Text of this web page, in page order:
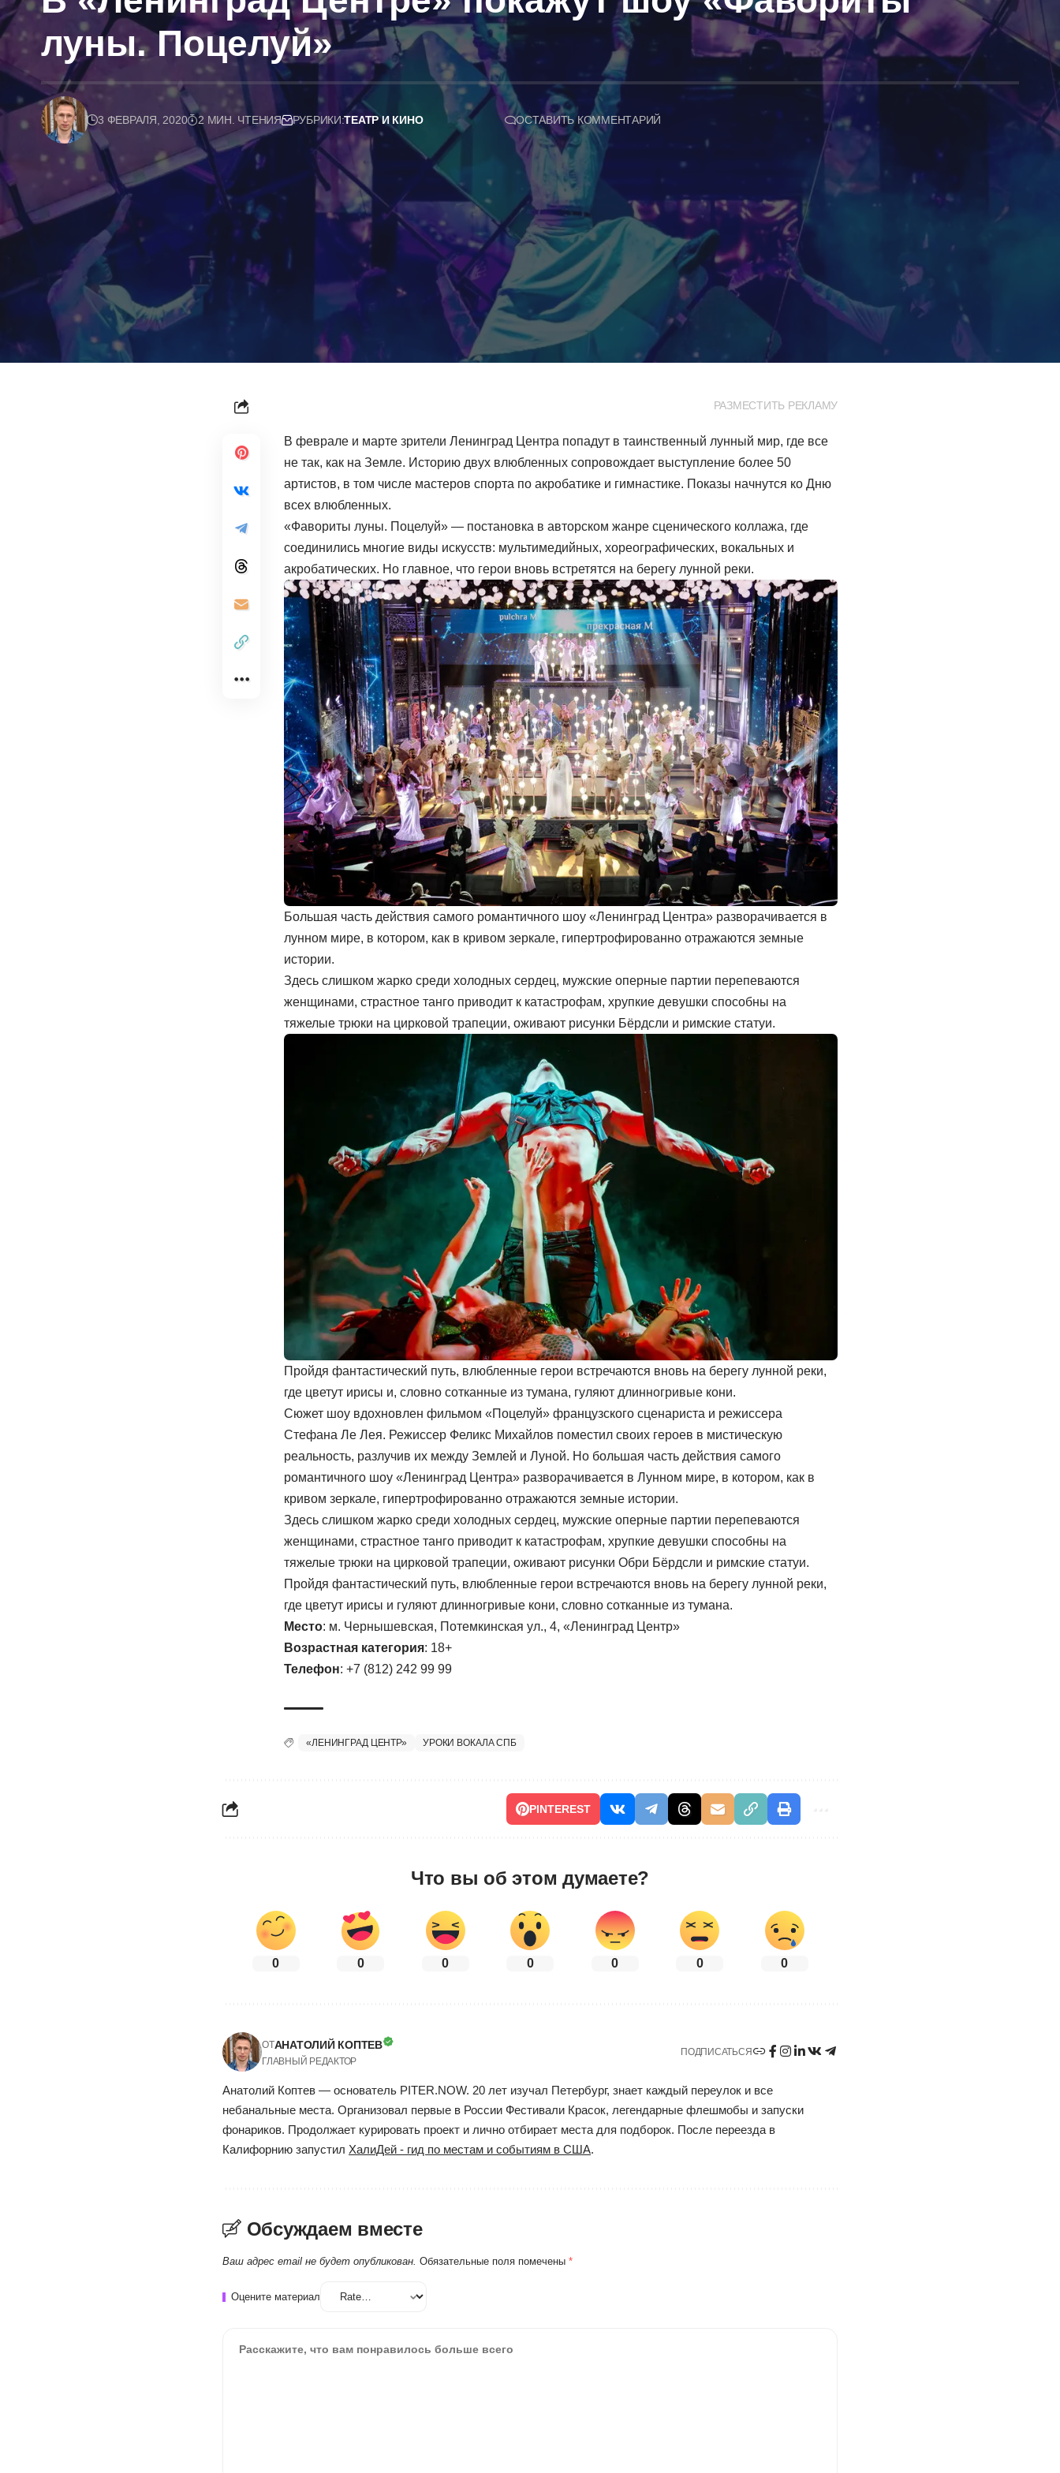
луны. Поцелуй»
3 ФЕВРАЛЯ, 2020 2 МИН. ЧТЕНИЯ РУБРИКИ:ТЕАТР И КИНО ОСТАВИТЬ КОММЕНТАРИЙ
РАЗМЕСТИТЬ РЕКЛАМУ
В феврале и марте зрители Ленинград Центра попадут в таинственный лунный мир, где все
не так, как на Земле. Историю двух влюбленных сопровождает выступление более 50
артистов, в том числе мастеров спорта по акробатике и гимнастике. Показы начнутся ко Дню
всех влюбленных.
«Фавориты луны. Поцелуй» — постановка в авторском жанре сценического коллажа, где
соединились многие виды искусств: мультимедийных, хореографических, вокальных и
акробатических. Но главное, что герои вновь встретятся на берегу лунной реки.
Большая часть действия самого романтичного шоу «Ленинград Центра» разворачивается в
лунном мире, в котором, как в кривом зеркале, гипертрофированно отражаются земные
истории.
Здесь слишком жарко среди холодных сердец, мужские оперные партии перепеваются
женщинами, страстное танго приводит к катастрофам, хрупкие девушки способны на
тяжелые трюки на цирковой трапеции, оживают рисунки Бёрдсли и римские статуи.
Пройдя фантастический путь, влюбленные герои встречаются вновь на берегу лунной реки,
где цветут ирисы и, словно сотканные из тумана, гуляют длинногривые кони.
Сюжет шоу вдохновлен фильмом «Поцелуй» французского сценариста и режиссера
Стефана Ле Лея. Режиссер Феликс Михайлов поместил своих героев в мистическую
реальность, разлучив их между Землей и Луной. Но большая часть действия самого
романтичного шоу «Ленинград Центра» разворачивается в Лунном мире, в котором, как в
кривом зеркале, гипертрофированно отражаются земные истории.
Здесь слишком жарко среди холодных сердец, мужские оперные партии перепеваются
женщинами, страстное танго приводит к катастрофам, хрупкие девушки способны на
тяжелые трюки на цирковой трапеции, оживают рисунки Обри Бёрдсли и римские статуи.
Пройдя фантастический путь, влюбленные герои встречаются вновь на берегу лунной реки,
где цветут ирисы и гуляют длинногривые кони, словно сотканные из тумана.
Место: м. Чернышевская, Потемкинская ул., 4, «Ленинград Центр»
Возрастная категория: 18+
Телефон: +7 (812) 242 99 99
«ЛЕНИНГРАД ЦЕНТР» УРОКИ ВОКАЛА СПБ
PINTEREST
Что вы об этом думаете?
0 0 0 0 0 0 0
ОТАНАТОЛИЙ КОПТЕВ
ГЛАВНЫЙ РЕДАКТОР
ПОДПИСАТЬСЯ
Анатолий Коптев — основатель PITER.NOW. 20 лет изучал Петербург, знает каждый переулок и все
небанальные места. Организовал первые в России Фестивали Красок, легендарные флешмобы и запуски
фонариков. Продолжает курировать проект и лично отбирает места для подборок. После переезда в
Калифорнию запустил ХалиДей - гид по местам и событиям в США.
Обсуждаем вместе
Ваш адрес email не будет опубликован. Обязательные поля помечены *
Оцените материал